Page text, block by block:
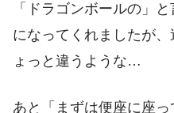
「ドラゴンボールの」
になってくれましたが
ょっと違うような…
あと「まずは便座に座